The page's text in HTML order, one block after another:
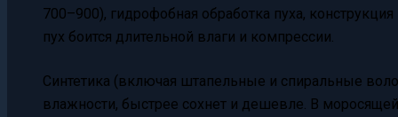
700–900), гидрофобная обработка пуха,
пух боится длительной влаги и компрессии.
Синтетика (включая штапельные и спиральные
влажности, быстрее сохнет и дешевле. В